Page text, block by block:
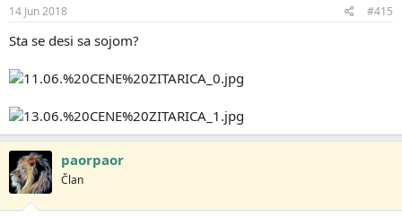
14 Jun 2018 #415
Sta se desi sa sojom?
paorpaor
Član